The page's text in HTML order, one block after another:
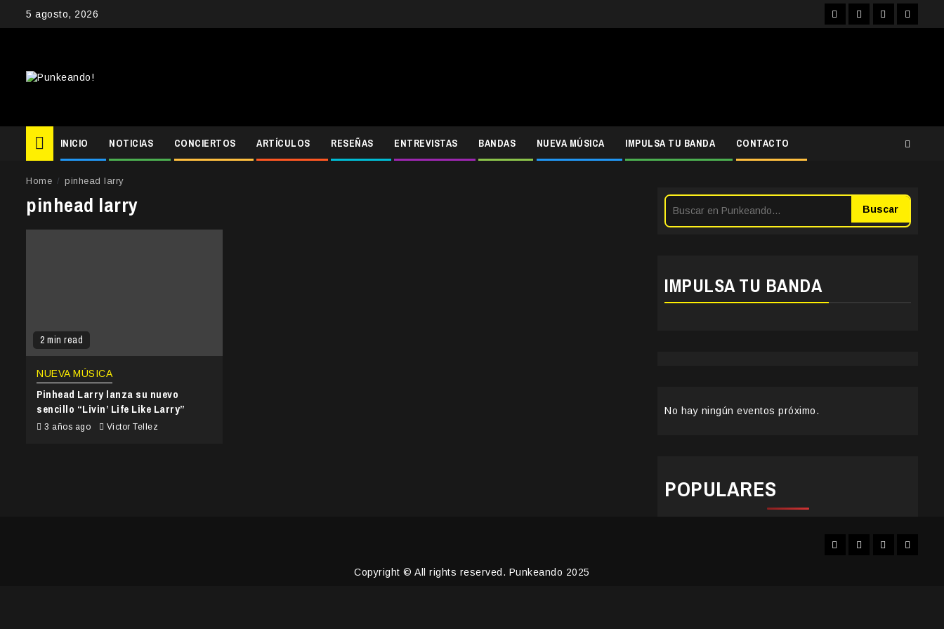
5 agosto, 2026 FacebookInstagram
YouTubeTwitter
INICIO NOTICIAS CONCIERTOS ARTÍCULOS RESEÑAS ENTREVISTAS BANDAS NUEVA MÚSICA IMPULSA TU BANDA CONTACTO
Home pinhead larry
pinhead larry
2 min read
NUEVA MÚSICA
Pinhead Larry lanza su nuevo
sencillo “Livin’ Life Like Larry”
3 años ago Victor Tellez
Buscar
IMPULSA TU BANDA
No hay ningún eventos próximo.
POPULARES
FacebookInstagram
YouTubeTwitter
Copyright © All rights reserved. Punkeando 2025